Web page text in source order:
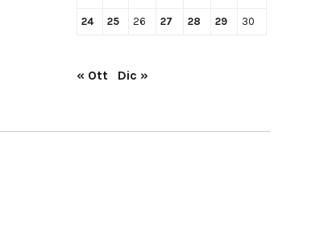
24 25 26 27 28 29 30
« Ott Dic »